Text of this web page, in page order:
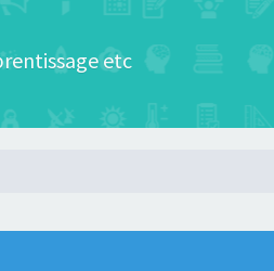
etc